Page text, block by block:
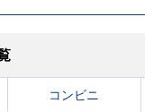
コンビニ